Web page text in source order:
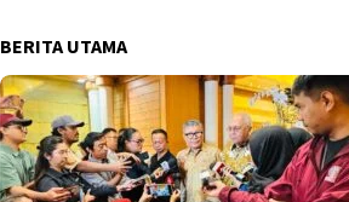
BERITA UTAMA